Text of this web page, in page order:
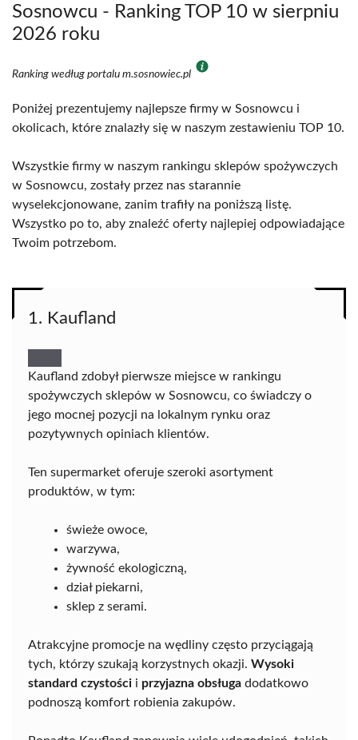
Sosnowcu - Ranking TOP 10 w sierpniu
2026 roku
Ranking według portalu m.sosnowiec.pl
Poniżej prezentujemy najlepsze firmy w Sosnowcu i
okolicach, które znalazły się w naszym zestawieniu TOP 10.
Wszystkie firmy w naszym rankingu sklepów spożywczych
w Sosnowcu, zostały przez nas starannie
wyselekcjonowane, zanim trafiły na poniższą listę.
Wszystko po to, aby znaleźć oferty najlepiej odpowiadające
Twoim potrzebom.
1. Kaufland
Kaufland zdobył pierwsze miejsce w rankingu
spożywczych sklepów w Sosnowcu, co świadczy o
jego mocnej pozycji na lokalnym rynku oraz
pozytywnych opiniach klientów.
Ten supermarket oferuje szeroki asortyment
produktów, w tym:
świeże owoce,
warzywa,
żywność ekologiczną,
dział piekarni,
sklep z serami.
Atrakcyjne promocje na wędliny często przyciągają
tych, którzy szukają korzystnych okazji. Wysoki
standard czystości i przyjazna obsługa dodatkowo
podnoszą komfort robienia zakupów.